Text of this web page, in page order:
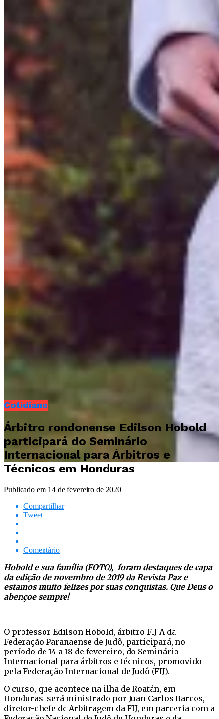
Cotidiano
Árbitro rondonense Edilson Hobold
participará do Seminário
Internacional para Árbitros e
Técnicos em Honduras
Publicado em 14 de fevereiro de 2020
Compartilhar
Tweet
Comentário
Hobold e sua família (FOTO), foram destaques de capa
da edição de novembro de 2019 da Revista Paz e
estamos muito felizes por suas conquistas. Que Deus o
abençoe sempre!
O professor Edilson Hobold, árbitro FIJ A da
Federação Paranaense de Judô, participará, no
período de 14 a 18 de fevereiro, do Seminário
Internacional para árbitros e técnicos, promovido
pela Federação Internacional de Judô (FIJ).
O curso, que acontece na ilha de Roatán, em
Honduras, será ministrado por Juan Carlos Barcos,
diretor-chefe de Arbitragem da FIJ, em parceria com a